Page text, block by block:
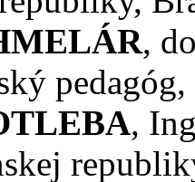
,
pedagóg,
,